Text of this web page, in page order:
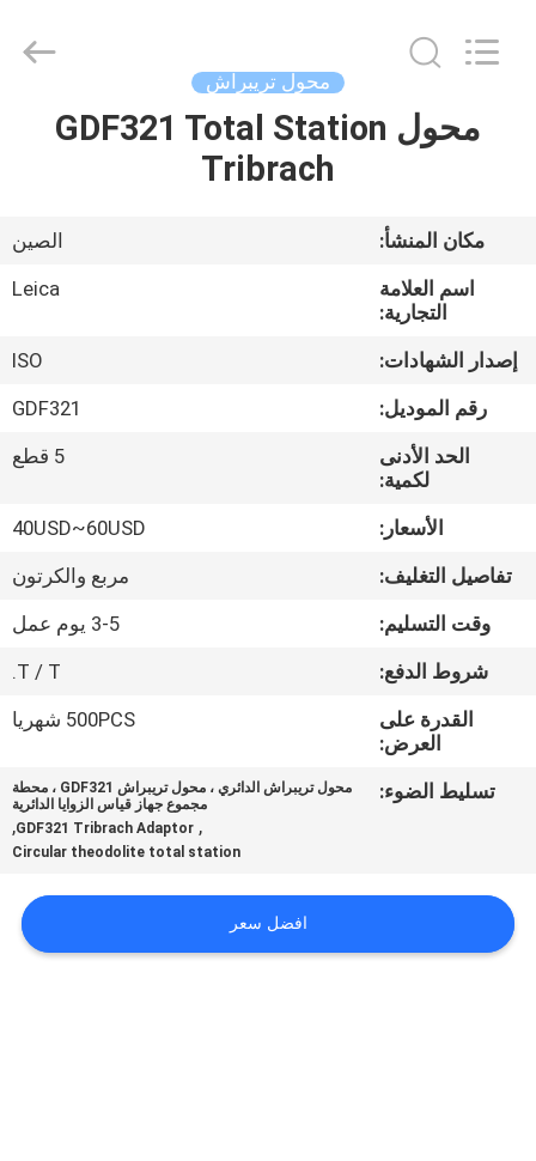
منزل،
منتجات
معلومات
عنا
جولة
المعمل
مراقبة
الجودة
اتصل
خريطة
Instrument
Co.,Ltd.
محول تريبراش
محول GDF321 Total Station
Tribrach
مكان المنشأ:
الصين
اسم العلامة
التجارية:
Leica
إصدار الشهادات:
ISO
رقم الموديل:
GDF321
الحد الأدنى
لكمية:
5 قطع
الأسعار:
40USD~60USD
تفاصيل التغليف:
مربع والكرتون
وقت التسليم:
3-5 يوم عمل
شروط الدفع:
T / T.
القدرة على
العرض:
500PCS شهريا
تسليط الضوء:
محول تريبراش الدائري ، محول تريبراش GDF321 ، محطة
مجموع جهاز قياس الزوايا الدائرية
,
GDF321 Tribrach Adaptor
,
Circular theodolite total station
افضل سعر